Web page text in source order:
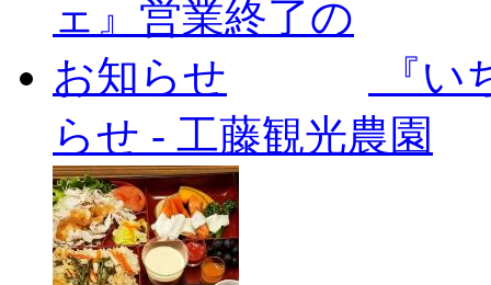
『
らせ - 工藤観光農園